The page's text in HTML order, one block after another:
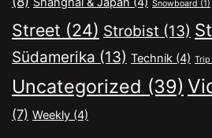
Snowboard (1)
Street (24) Strobist (13)
Südamerika (13) Technik (4) Trip
Uncategorized (39)
(7) Weekly (4)